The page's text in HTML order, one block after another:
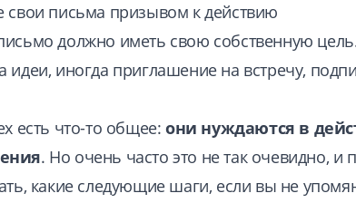
свои письма призывом к действию
должно иметь свою собственную
идеи, иногда приглашение на встречу,
есть что-то общее: они нуждаются в
. Но очень часто это не так очевидно, и
какие следующие шаги, если вы не